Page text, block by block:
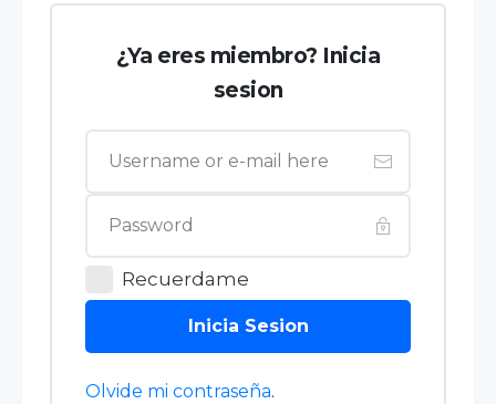
¿Ya eres miembro? Inicia
sesion
Recuerdame
Inicia Sesion
Olvide mi contraseña.